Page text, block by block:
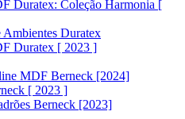
Duratex: Coleção Harmonia [
Ambientes Duratex
Duratex [ 2023 ]
MDF Berneck [2024]
[ 2023 ]
Berneck [2023]